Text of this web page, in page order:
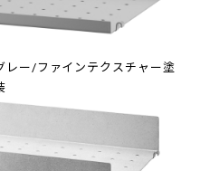
レー/ファインテクスチャー塗